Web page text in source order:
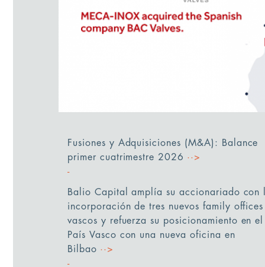
Fusiones y Adquisiciones (M&A): Balance
primer cuatrimestre 2026 ··>
Balio Capital amplía su accionariado con
incorporación de tres nuevos family offices
vascos y refuerza su posicionamiento en el
País Vasco con una nueva oficina en
Bilbao ··>